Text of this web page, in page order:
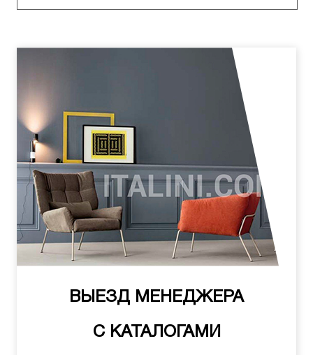
ВЫЕЗД МЕНЕДЖЕРА
С КАТАЛОГАМИ